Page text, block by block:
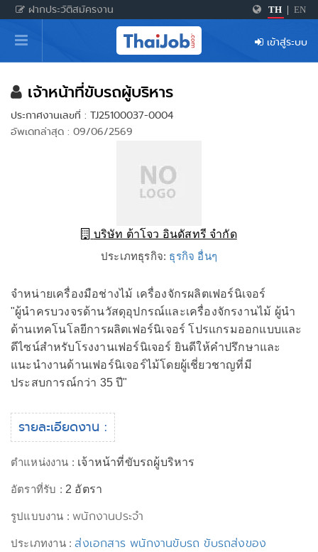
ฝากประวัติสมัครงาน TH EN
หน้าหลัก
ผู้สมัครงาน: เข้าสู่ระบบ
ฝากประวัติสมัครงาน
เกร็ดความรู้
เข้าสู่ระบบ
เจ้าหน้าที่ขับรถผู้บริหาร
ประกาศงานเลขที่ : TJ25100037-0004
อัพเดทล่าสุด : 09/06/2569
บริษัท ต้าโจว อินดัสทรี จำกัด
ประเภทธุรกิจ: ธุรกิจ อื่นๆ
จำหน่ายเครื่องมือช่างไม้ เครื่องจักรผลิตเฟอร์นิเจอร์
"ผู้นำครบวงจรด้านวัสดุอุปกรณ์และเครื่องจักรงานไม้ ผู้นำ
ด้านเทคโนโลยีการผลิตเฟอร์นิเจอร์ โปรแกรมออกแบบและ
ดีไซน์สำหรับโรงงานเฟอร์นิเจอร์ ยินดีให้คำปรึกษาและ
แนะนำงานด้านเฟอร์นิเจอร์ไม้โดยผู้เชี่ยวชาญที่มี
ประสบการณ์กว่า 35 ปี"
รายละเอียดงาน :
ตำแหน่งงาน : เจ้าหน้าที่ขับรถผู้บริหาร
อัตราที่รับ : 2 อัตรา
รูปแบบงาน :พนักงานประจำ
ประเภทงาน :ส่งเอกสาร พนักงานขับรถ ขับรถส่งของ